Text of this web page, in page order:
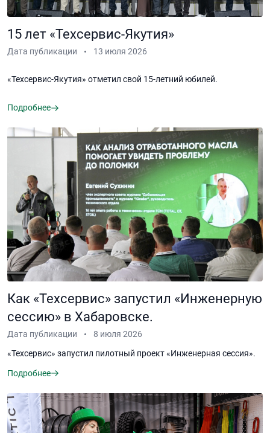
15 лет «Техсервис-Якутия»
Дата публикации 13 июля 2026
«Техсервис-Якутия» отметил свой 15-летний юбилей.
Подробнее
Как «Техсервис» запустил «Инженерную
сессию» в Хабаровске.
Дата публикации
8 июля 2026
«Техсервис» запустил пилотный проект «Инженерная сессия».
Подробнее